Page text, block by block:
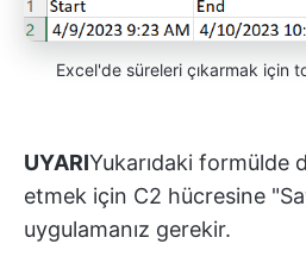
Excel'de süreleri çıkarmak için
UYARIYukarıdaki formülde
etmek için C2 hücresine
uygulamanız gerekir.